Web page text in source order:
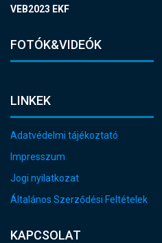
VEB2023 EKF
FOTÓK&VIDEÓK
LINKEK
Adatvédelmi tájékoztató
Impresszum
Jogi nyilatkozat
Általános Szerződési Feltételek
KAPCSOLAT